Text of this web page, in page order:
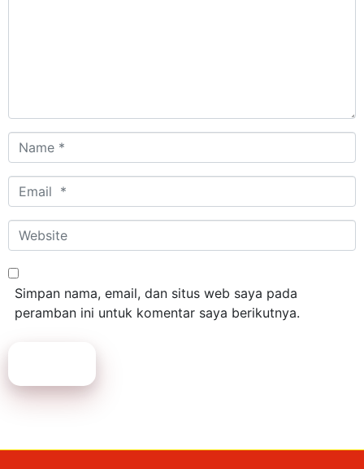
Name
*
Email
*
Website
Simpan nama, email, dan situs web saya pada
peramban ini untuk komentar saya berikutnya.